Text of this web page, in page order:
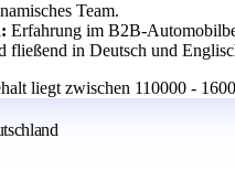
Team.
Erfahrung im B2B-
fließend in Deutsch und
liegt zwischen 110000 -